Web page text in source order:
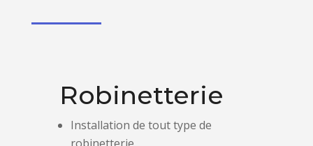
Robinetterie
Installation de tout type de